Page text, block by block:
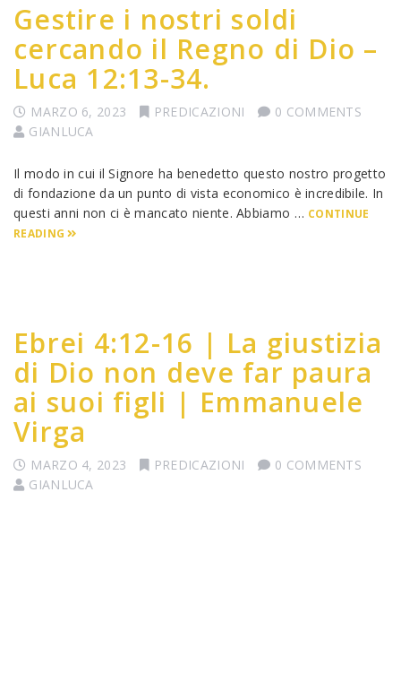
Gestire i nostri soldi
cercando il Regno di Dio –
Luca 12:13-34.
MARZO 6, 2023 PREDICAZIONI
0 COMMENTS
GIANLUCA
Il modo in cui il Signore ha benedetto questo nostro progetto
di fondazione da un punto di vista economico è incredibile. In
questi anni non ci è mancato niente. Abbiamo … CONTINUE
READING
Ebrei 4:12-16 | La giustizia
di Dio non deve far paura
ai suoi figli | Emmanuele
Virga
MARZO 4, 2023 PREDICAZIONI
0 COMMENTS
GIANLUCA